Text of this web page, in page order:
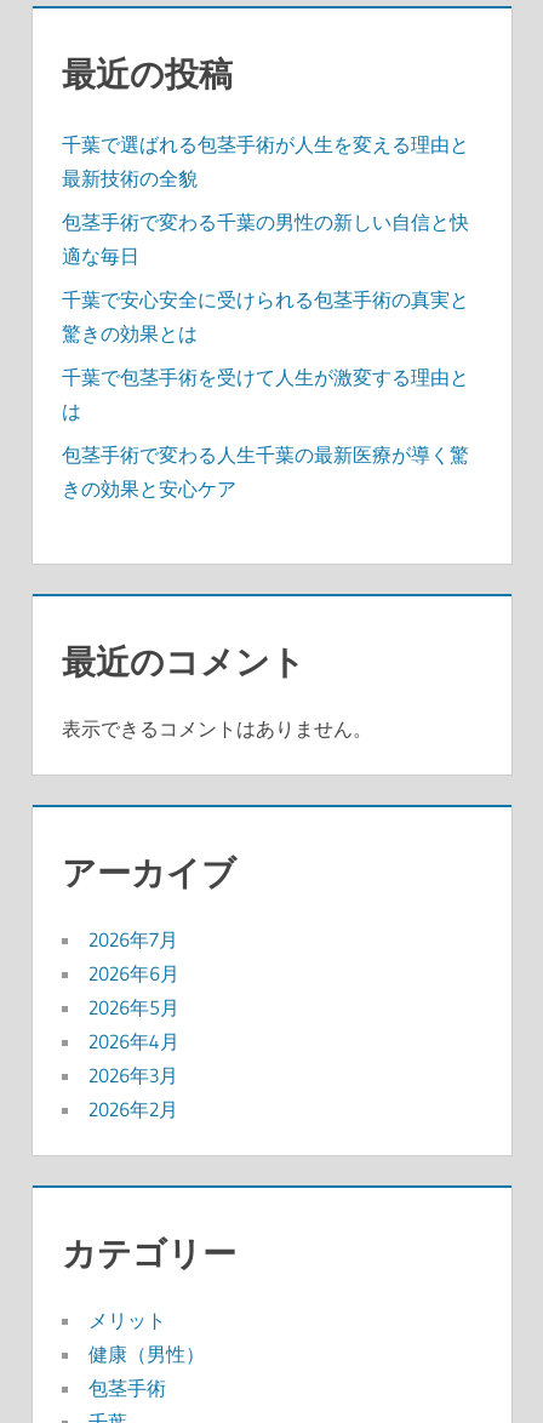
最近の投稿
千葉で選ばれる包茎手術が人生を変える理由と
最新技術の全貌
包茎手術で変わる千葉の男性の新しい自信と快
適な毎日
千葉で安心安全に受けられる包茎手術の真実と
驚きの効果とは
千葉で包茎手術を受けて人生が激変する理由と
は
包茎手術で変わる人生千葉の最新医療が導く驚
きの効果と安心ケア
最近のコメント
表示できるコメントはありません。
アーカイブ
2026年7月
2026年6月
2026年5月
2026年4月
2026年3月
2026年2月
カテゴリー
メリット
健康（男性）
包茎手術